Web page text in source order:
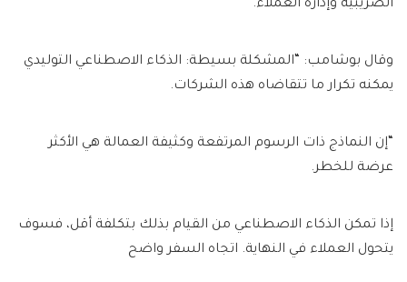
الضريبية وإدارة العملاء.
وقال بوشامب: “المشكلة بسيطة: الذكاء الاصطناعي التوليدي
يمكنه تكرار ما تتقاضاه هذه الشركات.
“إن النماذج ذات الرسوم المرتفعة وكثيفة العمالة هي الأكثر
عرضة للخطر.
إذا تمكن الذكاء الاصطناعي من القيام بذلك بتكلفة أقل، فسوف
يتحول العملاء في النهاية. اتجاه السفر واضح